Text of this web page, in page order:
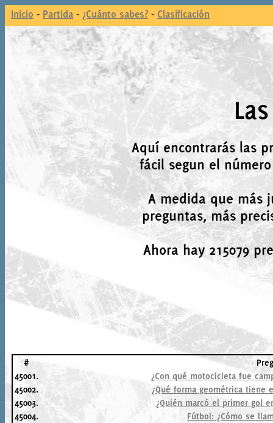
Inicio - Partida - ¿Cuánto sabes? - Clasificación
Aquí encontrarás las
fácil segun el
A medida que más
preguntas, más
Ahora hay 215079
#
45001.
¿Con qué motocicleta fue
45002.
¿Qué forma geométrica tiene
45003.
¿Quién marcó el primer gol
45004.
Fútbol: ¿Cómo se